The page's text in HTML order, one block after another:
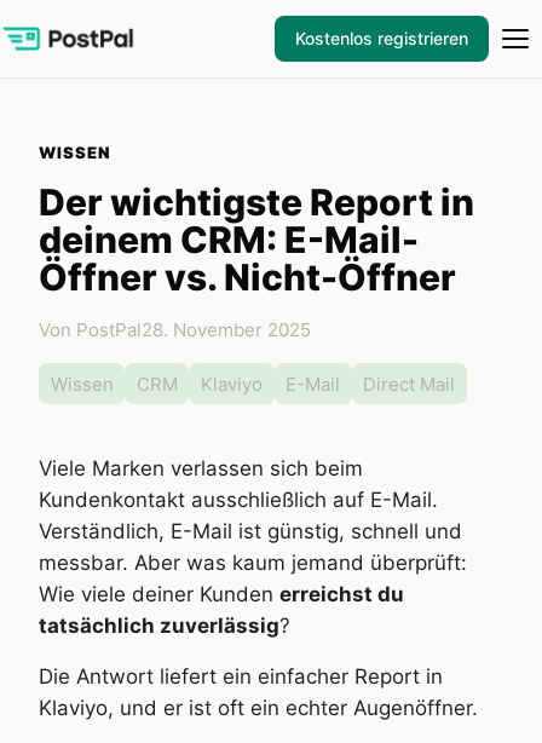
Kostenlos registrieren
WISSEN
Der wichtigste Report in
deinem CRM: E-Mail-
Öffner vs. Nicht-Öffner
Von PostPal28. November 2025
Wissen CRM Klaviyo E-Mail Direct Mail
Viele Marken verlassen sich beim
Kundenkontakt ausschließlich auf E-Mail.
Verständlich, E-Mail ist günstig, schnell und
messbar. Aber was kaum jemand überprüft:
Wie viele deiner Kunden erreichst du
tatsächlich zuverlässig?
Die Antwort liefert ein einfacher Report in
Klaviyo, und er ist oft ein echter Augenöffner.